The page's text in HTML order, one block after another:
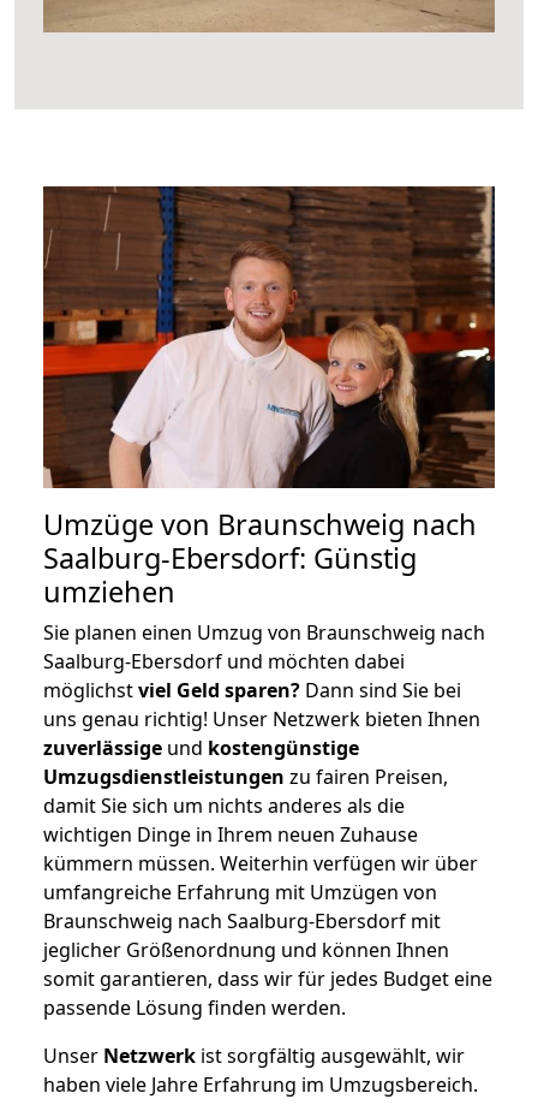
Umzüge von Braunschweig nach
Saalburg-Ebersdorf: Günstig
umziehen
Sie planen einen Umzug von Braunschweig nach
Saalburg-Ebersdorf und möchten dabei
möglichstviel Geld sparen? Dann sind Sie bei
uns genau richtig! Unser Netzwerk bieten Ihnen
zuverlässige und kostengünstige
Umzugsdienstleistungen zu fairen Preisen,
damit Sie sich um nichts anderes als die
wichtigen Dinge in Ihrem neuen Zuhause
kümmern müssen. Weiterhin verfügen wir über
umfangreiche Erfahrung mit Umzügen von
Braunschweig nach Saalburg-Ebersdorf mit
jeglicher Größenordnung und können Ihnen
somit garantieren, dass wir für jedes Budget eine
passende Lösung finden werden.
Unser Netzwerk ist sorgfältig ausgewählt, wir
haben viele Jahre Erfahrung im Umzugsbereich.